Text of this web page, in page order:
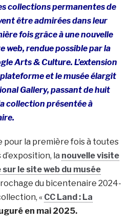
collections permanentes de
être admirées dans leur
fois grâce àune nouvelle
web, rendue possible par la
Arts & Culture. L’extension
et le musée élargit
Gallery, passant de huit
collection présentée à
pour la première fois à toutes
la nouvelle visite
le site web du musée
du bicentenaire 2024-
« CC Land : La
en mai 2025.